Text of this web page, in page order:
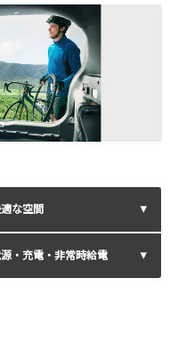
な空間
・充電・非常時給電